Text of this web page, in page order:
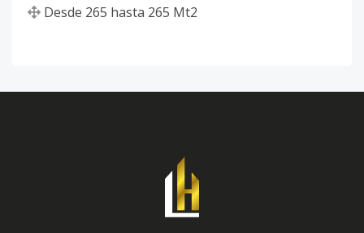
Desde 265 hasta 265 Mt2